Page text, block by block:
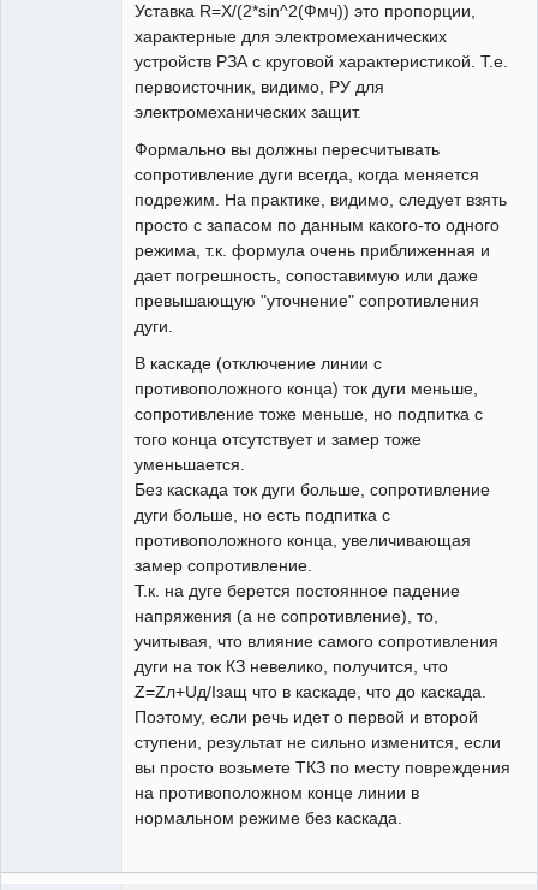
Уставка R=X/(2*sin^2(Фмч)) это пропорции,
характерные для электромеханических
устройств РЗА с круговой характеристикой. Т.е.
первоисточник, видимо, РУ для
электромеханических защит.
Формально вы должны пересчитывать
сопротивление дуги всегда, когда меняется
подрежим. На практике, видимо, следует взять
просто с запасом по данным какого-то одного
режима, т.к. формула очень приближенная и
дает погрешность, сопоставимую или даже
превышающую "уточнение" сопротивления
дуги.
В каскаде (отключение линии с
противоположного конца) ток дуги меньше,
сопротивление тоже меньше, но подпитка с
того конца отсутствует и замер тоже
уменьшается.
Без каскада ток дуги больше, сопротивление
дуги больше, но есть подпитка с
противоположного конца, увеличивающая
замер сопротивление.
Т.к. на дуге берется постоянное падение
напряжения (а не сопротивление), то,
учитывая, что влияние самого сопротивления
дуги на ток КЗ невелико, получится, что
Z=Zл+Uд/Iзащ что в каскаде, что до каскада.
Поэтому, если речь идет о первой и второй
ступени, результат не сильно изменится, если
вы просто возьмете ТКЗ по месту повреждения
на противоположном конце линии в
нормальном режиме без каскада.